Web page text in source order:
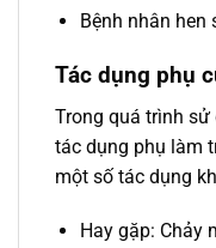
Bệnh nhân hen
Tác dụng phụ
Trong quá trình
tác dụng phụ làm
một số tác dụng
Hay gặp: Chảy